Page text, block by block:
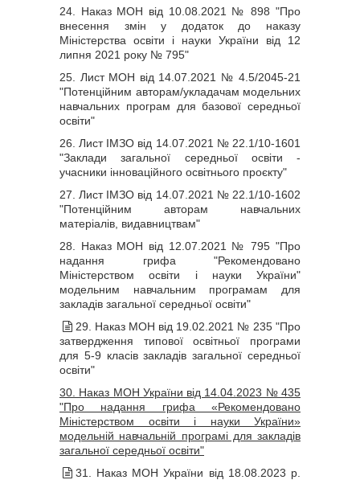
24. Наказ МОН від 10.08.2021 № 898 "Про
внесення змін у додаток до наказу
Міністерства освіти і науки України від 12
липня 2021 року № 795"
25. Лист МОН від 14.07.2021 № 4.5/2045-21
"Потенційним авторам/укладачам модельних
навчальних програм для базової середньої
освіти"
26. Лист ІМЗО від 14.07.2021 № 22.1/10-1601
"Заклади загальної середньої освіти -
учасники інноваційного освітнього проєкту"
27. Лист ІМЗО від 14.07.2021 № 22.1/10-1602
"Потенційним авторам навчальних
матеріалів, видавництвам"
28. Наказ МОН від 12.07.2021 № 795 "Про
надання грифа "Рекомендовано
Міністерством освіти і науки України"
модельним навчальним програмам для
закладів загальної середньої освіти"
29. Наказ МОН від 19.02.2021 № 235 "Про
затвердження типової освітньої програми
для 5-9 класів закладів загальної середньої
освіти"
30. Наказ МОН України від 14.04.2023 № 435
"Про надання грифа «Рекомендовано
Міністерством освіти і науки України»
модельній навчальній програмі для закладів
загальної середньої освіти"
31. Наказ МОН України від 18.08.2023 р.